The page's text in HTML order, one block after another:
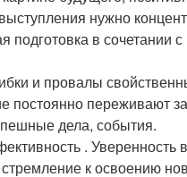
нужно
в сочетании
и провалы
постоянно переживают
дела, события.
.
стремление к освоению